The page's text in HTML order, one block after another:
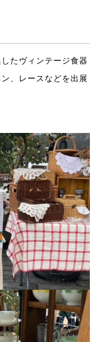
たヴィンテージ食器
、レースなどを出展